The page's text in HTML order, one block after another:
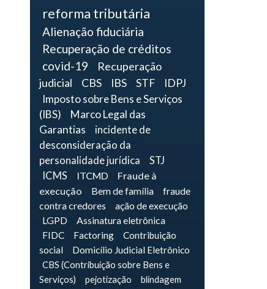
reforma tributária
Alienação fiduciária
Recuperação de créditos
covid-19
Recuperação
judicial
CBS IBS STF
IDPJ
Imposto sobre Bens e Serviços
(IBS)
Marco Legal das
Garantias
incidente de
desconsideração da
personalidade jurídica
STJ
ICMS
ITCMD
Fraude à
execução
Bem de família
fraude
contra credores
ação de execução
LGPD
Assinatura eletrônica
FIDC Factoring
Contribuição
social
Domicílio Judicial Eletrônico
CBS (Contribuição sobre Bens e
Serviços)
pejotização
blindagem